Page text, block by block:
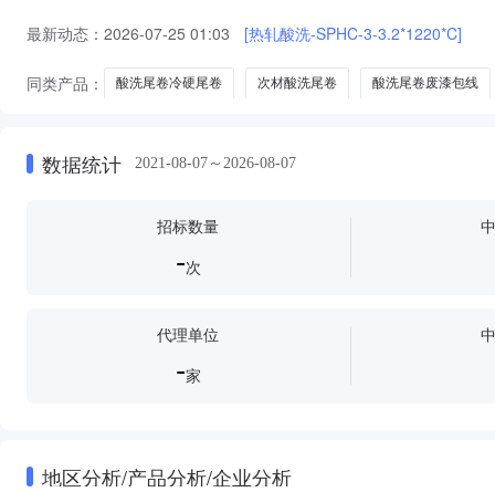
最新动态： 2026-07-25 01:03 [热轧酸洗-SPHC-3-3.2*1220*C]
同类产品： 酸洗尾卷冷硬尾卷 次材酸洗尾卷 酸洗尾卷废漆包线
数据统计 2021-08-07～2026-08-07
招标数量
-次
代理单位
-家
地区分析/产品分析/企业分析